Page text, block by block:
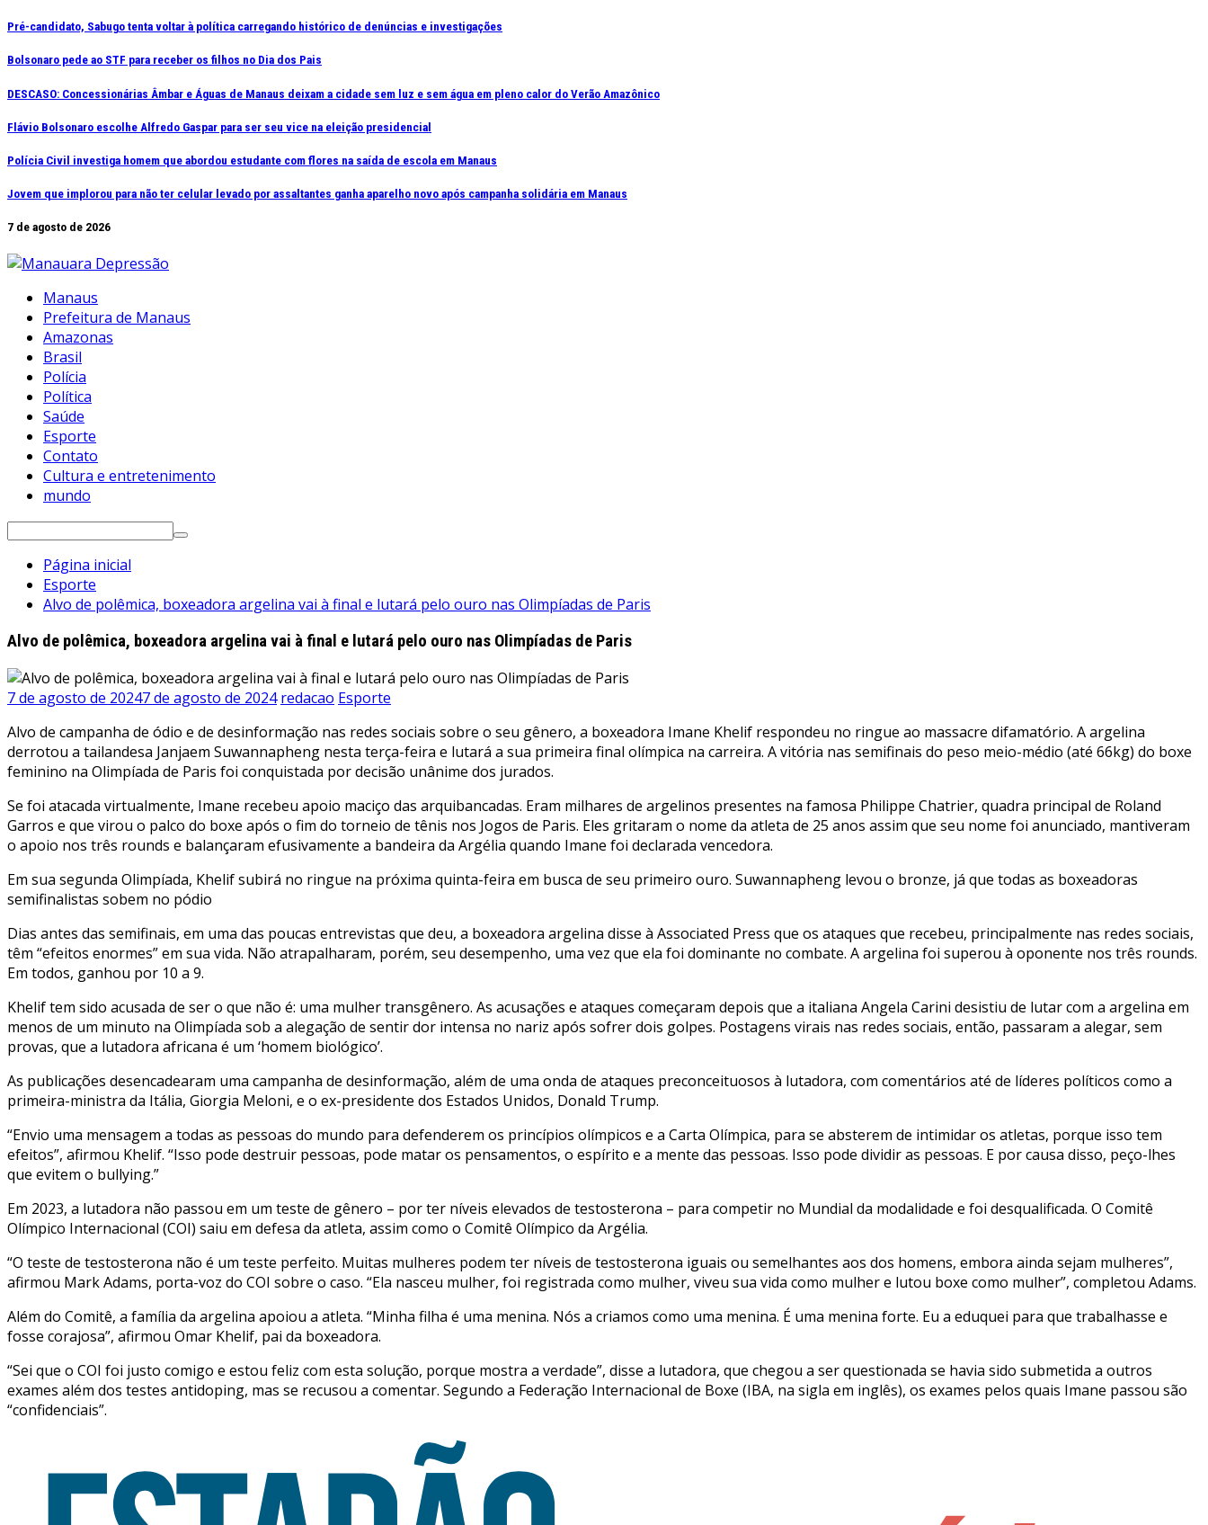
Ir
o
conteúdo
Pré-candidato, Sabugo tenta voltar à política carregando histórico de denúncias e investigações
Bolsonaro pede ao STF para receber os filhos no Dia dos Pais
DESCASO: Concessionárias Âmbar e Águas de Manaus deixam a cidade sem luz e sem água em pleno calor do Verão Amazônico
Flávio Bolsonaro escolhe Alfredo Gaspar para ser seu vice na eleição presidencial
Polícia Civil investiga homem que abordou estudante com flores na saída de escola em Manaus
Jovem que implorou para não ter celular levado por assaltantes ganha aparelho novo após campanha solidária em Manaus
7 de agosto de 2026
Manaus
Prefeitura de Manaus
Amazonas
Brasil
Polícia
Política
Saúde
Esporte
Contato
Cultura e entretenimento
mundo
Pesquisar
Página inicial
Esporte
Alvo de polêmica, boxeadora argelina vai à final e lutará pelo ouro nas Olimpíadas de Paris
Alvo de polêmica, boxeadora argelina vai à final e lutará pelo ouro nas Olimpíadas de Paris
7 de agosto de 20247 de agosto de 2024 redacao Esporte
Alvo de campanha de ódio e de desinformação nas redes sociais sobre o seu gênero, a boxeadora Imane Khelif respondeu no ringue ao massacre difamatório. A argelina
derrotou a tailandesa Janjaem Suwannapheng nesta terça-feira e lutará a sua primeira final olímpica na carreira. A vitória nas semifinais do peso meio-médio (até 66kg) do boxe
feminino na Olimpíada de Paris foi conquistada por decisão unânime dos jurados.
Se foi atacada virtualmente, Imane recebeu apoio maciço das arquibancadas. Eram milhares de argelinos presentes na famosa Philippe Chatrier, quadra principal de Roland
Garros e que virou o palco do boxe após o fim do torneio de tênis nos Jogos de Paris. Eles gritaram o nome da atleta de 25 anos assim que seu nome foi anunciado, mantiveram
o apoio nos três rounds e balançaram efusivamente a bandeira da Argélia quando Imane foi declarada vencedora.
Em sua segunda Olimpíada, Khelif subirá no ringue na próxima quinta-feira em busca de seu primeiro ouro. Suwannapheng levou o bronze, já que todas as boxeadoras
semifinalistas sobem no pódio
Dias antes das semifinais, em uma das poucas entrevistas que deu, a boxeadora argelina disse à Associated Press que os ataques que recebeu, principalmente nas redes sociais,
têm “efeitos enormes” em sua vida. Não atrapalharam, porém, seu desempenho, uma vez que ela foi dominante no combate. A argelina foi superou à oponente nos três rounds.
Em todos, ganhou por 10 a 9.
Khelif tem sido acusada de ser o que não é: uma mulher transgênero. As acusações e ataques começaram depois que a italiana Angela Carini desistiu de lutar com a argelina em
menos de um minuto na Olimpíada sob a alegação de sentir dor intensa no nariz após sofrer dois golpes. Postagens virais nas redes sociais, então, passaram a alegar, sem
provas, que a lutadora africana é um ‘homem biológico’.
As publicações desencadearam uma campanha de desinformação, além de uma onda de ataques preconceituosos à lutadora, com comentários até de líderes políticos como a
primeira-ministra da Itália, Giorgia Meloni, e o ex-presidente dos Estados Unidos, Donald Trump.
“Envio uma mensagem a todas as pessoas do mundo para defenderem os princípios olímpicos e a Carta Olímpica, para se absterem de intimidar os atletas, porque isso tem
efeitos”, afirmou Khelif. “Isso pode destruir pessoas, pode matar os pensamentos, o espírito e a mente das pessoas. Isso pode dividir as pessoas. E por causa disso, peço-lhes
que evitem o bullying.”
Em 2023, a lutadora não passou em um teste de gênero – por ter níveis elevados de testosterona – para competir no Mundial da modalidade e foi desqualificada. O Comitê
Olímpico Internacional (COI) saiu em defesa da atleta, assim como o Comitê Olímpico da Argélia.
“O teste de testosterona não é um teste perfeito. Muitas mulheres podem ter níveis de testosterona iguais ou semelhantes aos dos homens, embora ainda sejam mulheres”,
afirmou Mark Adams, porta-voz do COI sobre o caso. “Ela nasceu mulher, foi registrada como mulher, viveu sua vida como mulher e lutou boxe como mulher”, completou Adams.
Além do Comitê, a família da argelina apoiou a atleta. “Minha filha é uma menina. Nós a criamos como uma menina. É uma menina forte. Eu a eduquei para que trabalhasse e
fosse corajosa”, afirmou Omar Khelif, pai da boxeadora.
“Sei que o COI foi justo comigo e estou feliz com esta solução, porque mostra a verdade”, disse a lutadora, que chegou a ser questionada se havia sido submetida a outros
exames além dos testes antidoping, mas se recusou a comentar. Segundo a Federação Internacional de Boxe (IBA, na sigla em inglês), os exames pelos quais Imane passou são
“confidenciais”.